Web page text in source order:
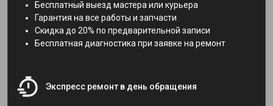
Бесплатный выезд мастера или курьера
Гарантия на все работы и запчасти
Скидка до 20% по предварительной записи
Бесплатная диагностика при заявке на ремонт
Экспресс ремонт в день обращения